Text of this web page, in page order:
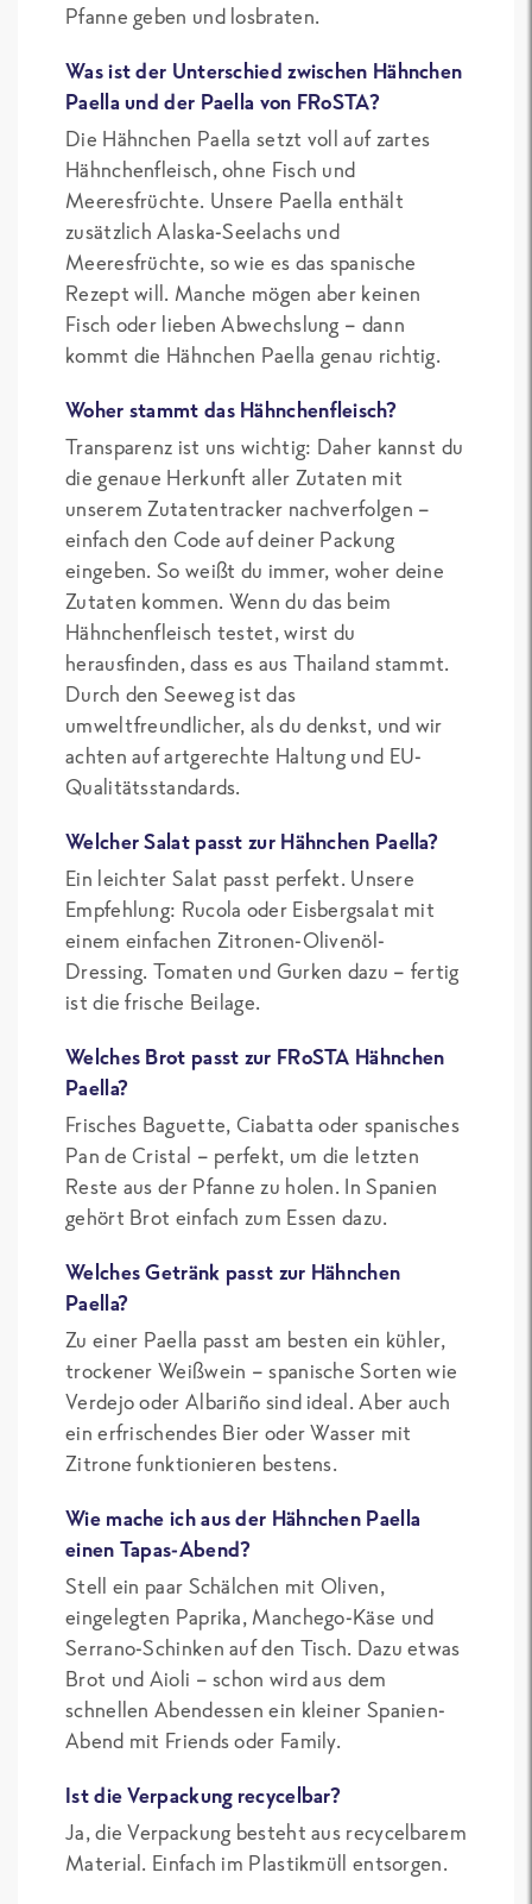
Pfanne geben und losbraten.
Was ist der Unterschied zwischen Hähnchen
Paella und der Paella von FRoSTA?
Die Hähnchen Paella setzt voll auf zartes
Hähnchenfleisch, ohne Fisch und
Meeresfrüchte. Unsere Paella enthält
zusätzlich Alaska-Seelachs und
Meeresfrüchte, so wie es das spanische
Rezept will. Manche mögen aber keinen
Fisch oder lieben Abwechslung – dann
kommt die Hähnchen Paella genau richtig.
Woher stammt das Hähnchenfleisch?
Transparenz ist uns wichtig: Daher kannst du
die genaue Herkunft aller Zutaten mit
unserem Zutatentracker nachverfolgen –
einfach den Code auf deiner Packung
eingeben. So weißt du immer, woher deine
Zutaten kommen. Wenn du das beim
Hähnchenfleisch testet, wirst du
herausfinden, dass es aus Thailand stammt.
Durch den Seeweg ist das
umweltfreundlicher, als du denkst, und wir
achten auf artgerechte Haltung und EU-
Qualitätsstandards.
Welcher Salat passt zur Hähnchen Paella?
Ein leichter Salat passt perfekt. Unsere
Empfehlung: Rucola oder Eisbergsalat mit
einem einfachen Zitronen-Olivenöl-
Dressing. Tomaten und Gurken dazu – fertig
ist die frische Beilage.
Welches Brot passt zur FRoSTA Hähnchen
Paella?
Frisches Baguette, Ciabatta oder spanisches
Pan de Cristal – perfekt, um die letzten
Reste aus der Pfanne zu holen. In Spanien
gehört Brot einfach zum Essen dazu.
Welches Getränk passt zur Hähnchen
Paella?
Zu einer Paella passt am besten ein kühler,
trockener Weißwein – spanische Sorten wie
Verdejo oder Albariño sind ideal. Aber auch
ein erfrischendes Bier oder Wasser mit
Zitrone funktionieren bestens.
Wie mache ich aus der Hähnchen Paella
einen Tapas-Abend?
Stell ein paar Schälchen mit Oliven,
eingelegten Paprika, Manchego-Käse und
Serrano-Schinken auf den Tisch. Dazu etwas
Brot und Aioli – schon wird aus dem
schnellen Abendessen ein kleiner Spanien-
Abend mit Friends oder Family.
Ist die Verpackung recycelbar?
Ja, die Verpackung besteht aus recycelbarem
Material. Einfach im Plastikmüll entsorgen.